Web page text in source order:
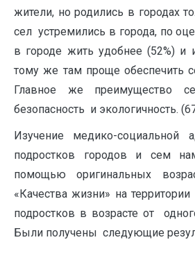
жители, но родились в городах
сел устремились в города, по
в городе жить удобнее (52%) и
тому же там проще обеспечить
Главное же преимущество
безопасность и экологичность.
Изучение медико-социальной
подростков городов и сем
помощью оригинальных
«Качества жизни» на
подростков в возрасте от
Были получены следующие